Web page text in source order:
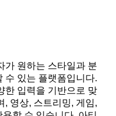
가 원하는 스타일과 분
수 있는 플랫폼입니다.
한 입력을 기반으로 맞
, 영상, 스트리밍, 게임,